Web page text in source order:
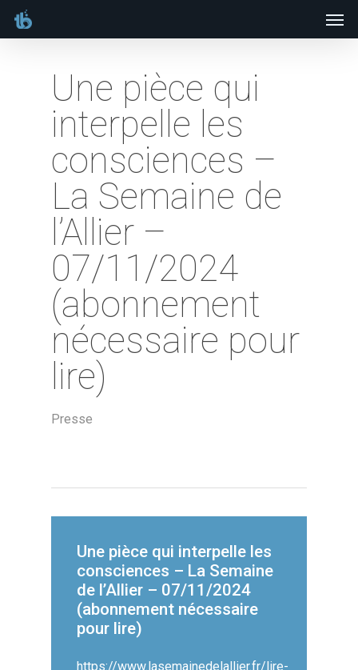
Skip
to
Une pièce qui
interpelle les
consciences –
La Semaine de
l’Allier –
07/11/2024
(abonnement
nécessaire pour
lire)
Presse
Une pièce qui interpelle les
consciences – La Semaine
de l’Allier – 07/11/2024
(abonnement nécessaire
pour lire)
https://www.lasemainedelallier.fr/lire-